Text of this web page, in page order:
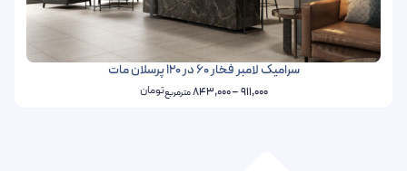
سرامیک لامبر فخار 60 در 120 پرسلان مات
911,000
–
843,000مترمربعتومان